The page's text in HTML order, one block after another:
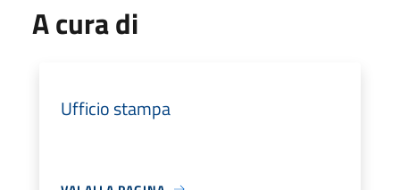
A cura di
Ufficio stampa